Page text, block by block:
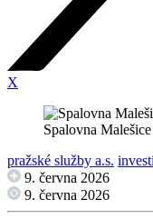
X
Spalovna
pražské služby a.s.
9. června 2026
9. června 2026